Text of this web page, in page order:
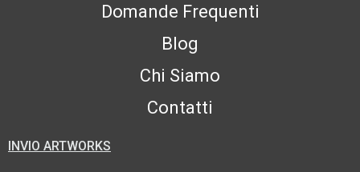
Domande Frequenti
Blog
Chi Siamo
Contatti
INVIO ARTWORKS